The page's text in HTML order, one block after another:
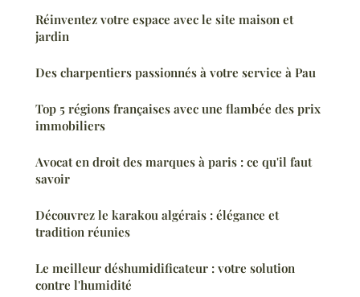
Réinventez votre espace avec le site maison et
jardin
Des charpentiers passionnés à votre service à Pau
Top 5 régions françaises avec une flambée des prix
immobiliers
Avocat en droit des marques à paris : ce qu'il faut
savoir
Découvrez le karakou algérais : élégance et
tradition réunies
Le meilleur déshumidificateur : votre solution
contre l'humidité